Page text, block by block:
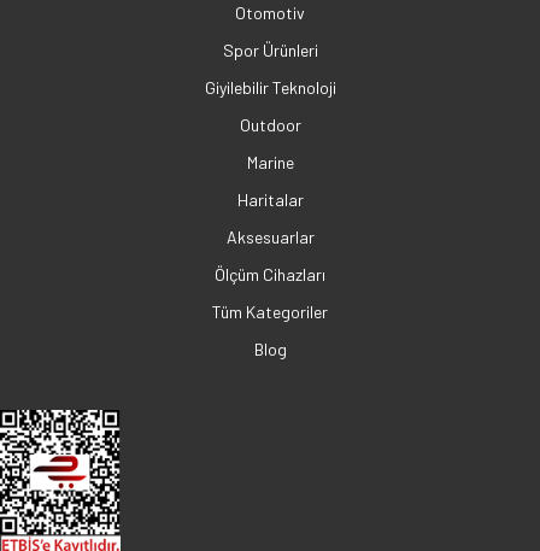
Otomotiv
Spor Ürünleri
Giyilebilir Teknoloji
Outdoor
Marine
Haritalar
Aksesuarlar
Ölçüm Cihazları
Tüm Kategoriler
Blog